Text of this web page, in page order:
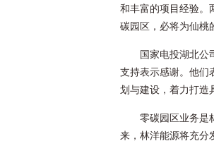
和丰富的项目经验。
碳园区，必将为仙桃
国家电投湖北公
支持表示感谢。他们
划与建设，着力打造
零碳园区业务是
来，林洋能源将充分